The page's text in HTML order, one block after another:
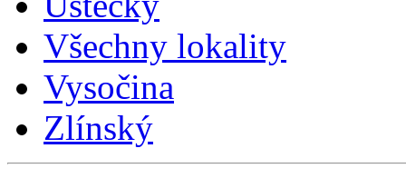
Všechny lokality
Vysočina
Zlínský